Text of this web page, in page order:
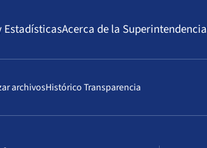
EstadísticasAcerca de la Superintendencia
archivosHistórico Transparencia